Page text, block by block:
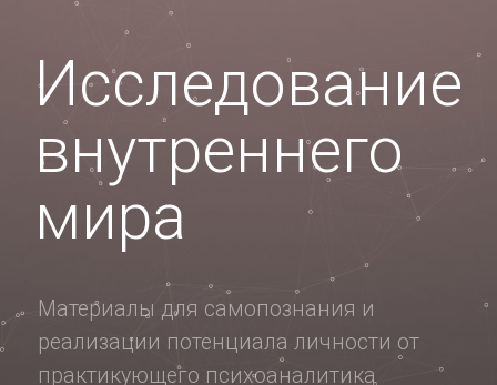
внутреннего
мира
К ШКОЛАМ, ВЕБИНАРАМ
Материалы для самопознания и
реализации потенциала личности от
практикующего психоаналитика